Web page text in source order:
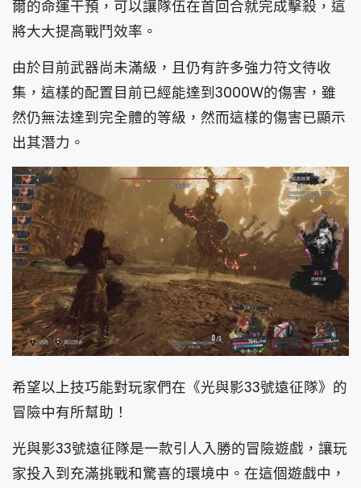
爾的命運干預，可以讓隊伍在首回合就完成擊殺，這
將大大提高戰鬥效率。
由於目前武器尚未滿級，且仍有許多強力符文待收
集，這樣的配置目前已經能達到3000W的傷害，雖
然仍無法達到完全體的等級，然而這樣的傷害已顯示
出其潛力。
希望以上技巧能對玩家們在《光與影33號遠征隊》的
冒險中有所幫助！
光與影33號遠征隊是一款引人入勝的冒險遊戲，讓玩
家投入到充滿挑戰和驚喜的環境中。在這個遊戲中，